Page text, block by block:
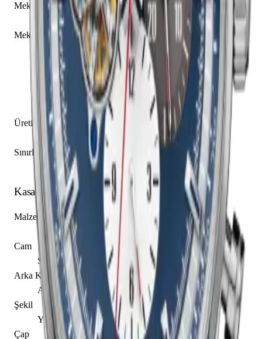
Mekanizma Adı
Zenith caliber El Primero 4061
Mekanizma Açıklaması
Dakika
Küçük Saniye
Kronograf
Kolon Çarkı
Üretim Yılı
2017 - 2021
Sınırlı Üretim
Hayır
Kasa
Malzeme
Paslanmaz Çelik
Cam
Safir
Arka Kapak
Açık
Şekil
Yuvarlak
Çap